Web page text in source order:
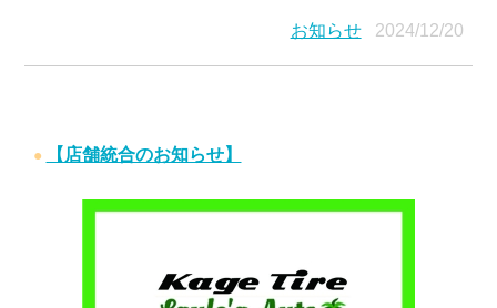
お知らせ2024/12/20
【店舗統合のお知らせ】